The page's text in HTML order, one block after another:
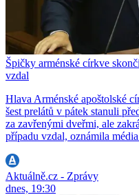
Špičky arménské církve
vzdal
Hlava Arménské apoštolské
šest prelátů v pátek stanuli
za zavřenými dveřmi, ale
případu vzdal, oznámila
Aktuálně.cz - Zprávy
dnes, 19:30